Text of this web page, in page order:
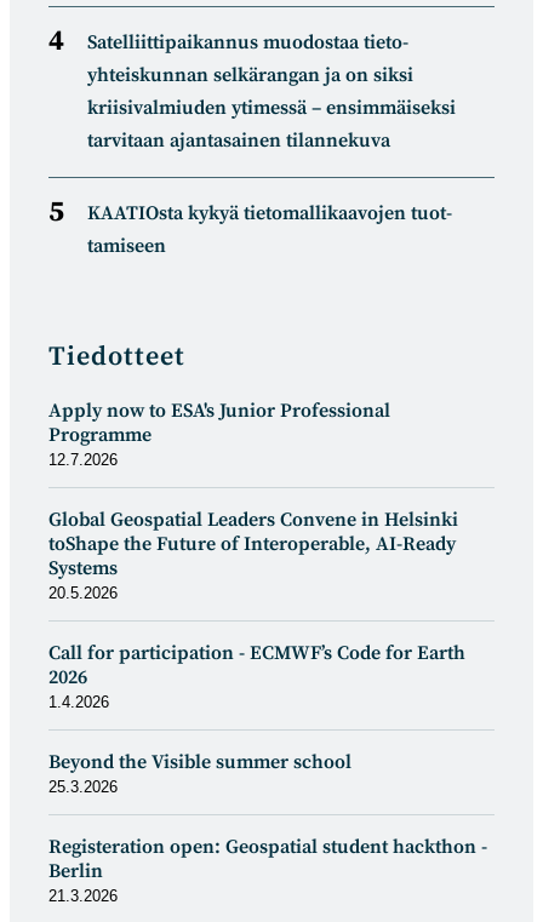
Satelliitti­paikannus muodostaa tieto­
yhteiskunnan selkä­rangan ja on siksi
kriisivalmiuden ytimessä – ensimmäiseksi
tarvitaan ajantasainen tilannekuva
KAATIOsta kykyä tietomal­likaa­vojen tuot­
tamiseen
Tiedotteet
Apply now to ESA's Junior Professional
Programme
12.7.2026
Global Geospatial Leaders Convene in Helsinki
toShape the Future of Interoperable, AI-Ready
Systems
20.5.2026
Call for participation - ECMWF’s Code for Earth
2026
1.4.2026
Beyond the Visible summer school
25.3.2026
Registeration open: Geospatial student hackthon -
Berlin
21.3.2026